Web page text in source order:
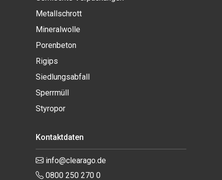
Metallschrott
Mineralwolle
Porenbeton
Rigips
Siedlungsabfall
Sperrmüll
Styropor
Kontaktdaten
info@clearago.de
0800 250 270 0